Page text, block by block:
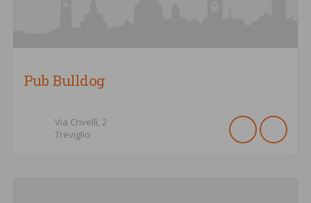
Pub Bulldog
Via Crivelli, 2
Treviglio